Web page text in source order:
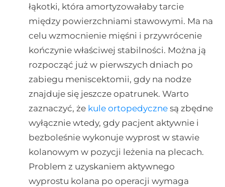
łąkotki, która amortyzowałaby tarcie
między powierzchniami stawowymi. Ma na
celu wzmocnienie mięśni i przywrócenie
kończynie właściwej stabilności. Można ją
rozpocząć już w pierwszych dniach po
zabiegu meniscektomii, gdy na nodze
znajduje się jeszcze opatrunek. Warto
zaznaczyć, że kule ortopedycznesą zbędne
wyłącznie wtedy, gdy pacjent aktywnie i
bezboleśnie wykonuje wyprost w stawie
kolanowym w pozycji leżenia na plecach.
Problem z uzyskaniem aktywnego
wyprostu kolana po operacji wymaga